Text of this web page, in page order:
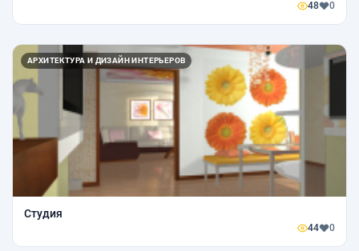
48 0
АРХИТЕКТУРА И ДИЗАЙН ИНТЕРЬЕРОВ
Студия
44 0